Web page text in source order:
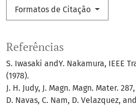
Formatos de Citação
Referências
S. Iwasaki andY. Nakamura, IEEE
(1978).
J. H. Judy, J. Magn. Magn. Mater.
D. Navas, C. Nam, D. Velazquez,